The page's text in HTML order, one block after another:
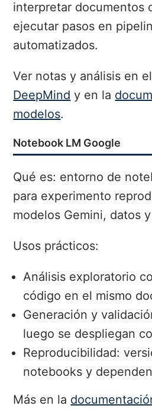
interpretar documentos
ejecutar pasos en
automatizados.
Ver notas y análisis en el
DeepMind y en la
modelos.
Notebook LM Google
Qué es: entorno de
para experimento
modelos Gemini, datos
Usos prácticos:
Análisis exploratorio
código en el mismo
Generación y
luego se despliegan
Reproducibilidad:
notebooks y
Más en la